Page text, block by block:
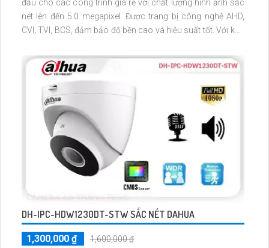
đầu cho các công trình giá rẻ với chất lượng hình ảnh sắc
nét lên đến 5.0 megapixel. Được trang bị công nghệ AHD,
CVI, TVI, BCS, đảm bảo độ bền cao và hiệu suất tốt. Với khả
nhỏ, thiết bị này cung cấp một giải pháp an ninh hiệu quả
DH-IPC-HDW1230DT-STW SẮC NÉT DAHUA
1,300,000 ₫
1,600,000 ₫